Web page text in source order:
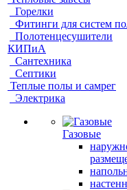
Горелки
Фитинги для систем
Полотенцесушители
КИПиА
Сантехника
Септики
Теплые полы и самрег
Электрика
Газовые